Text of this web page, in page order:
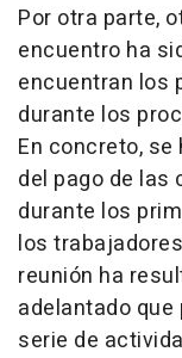
Por otra parte,
encuentro ha
encuentran los
durante los
En concreto,
del pago de las
durante los
los
reunión ha
adelantado
serie de